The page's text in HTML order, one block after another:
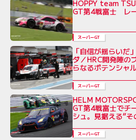
HOPPY team
GT第4戦富士 レ
スーパーGT
「自信が揺らいだ
ダ／HRC開発陣の
らなるポテンシャ
スーパーGT
HELM
GT第4戦富士でチ
シュ。見据える“そ
スーパーGT